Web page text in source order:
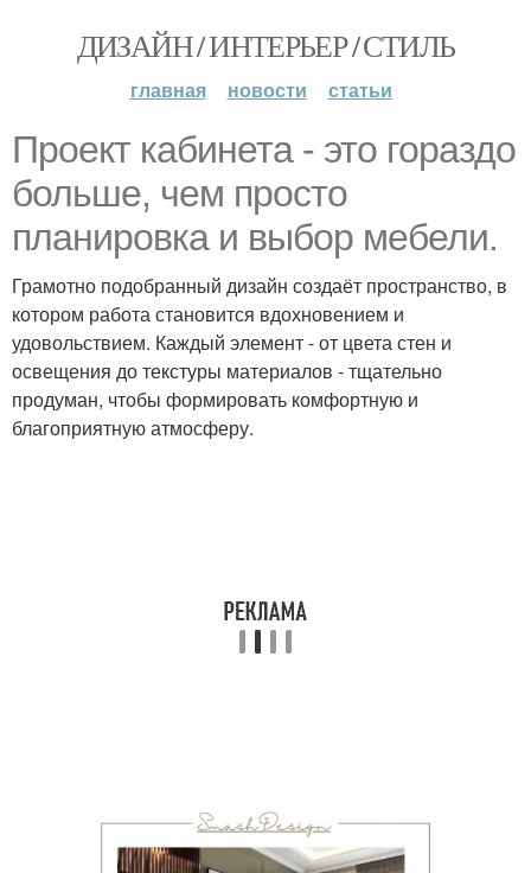
ДИЗАЙН / ИНТЕРЬЕР / СТИЛЬ
главная новости статьи
Проект кабинета - это гораздо
больше, чем просто
планировка и выбор мебели.
Грамотно подобранный дизайн создаёт пространство, в
котором работа становится вдохновением и
удовольствием. Каждый элемент - от цвета стен и
освещения до текстуры материалов - тщательно
продуман, чтобы формировать комфортную и
благоприятную атмосферу.